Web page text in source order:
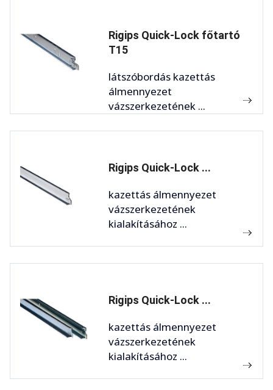
Rigips Quick-Lock főtartó
T15
látszóbordás kazettás
álmennyezet
vázszerkezetének ...
Rigips Quick-Lock ...
kazettás álmennyezet
vázszerkezetének
kialakításához ...
Rigips Quick-Lock ...
kazettás álmennyezet
vázszerkezetének
kialakításához ...